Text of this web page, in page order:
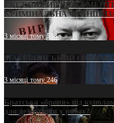
ЕКСКЛЮЗИВ
КРИМІНАЛЬНА
3 місяці тому538
МАТЕРИНСЬКИЙ
3 місяці тому246
Братська «броня» під
для дезертирів у рясах?